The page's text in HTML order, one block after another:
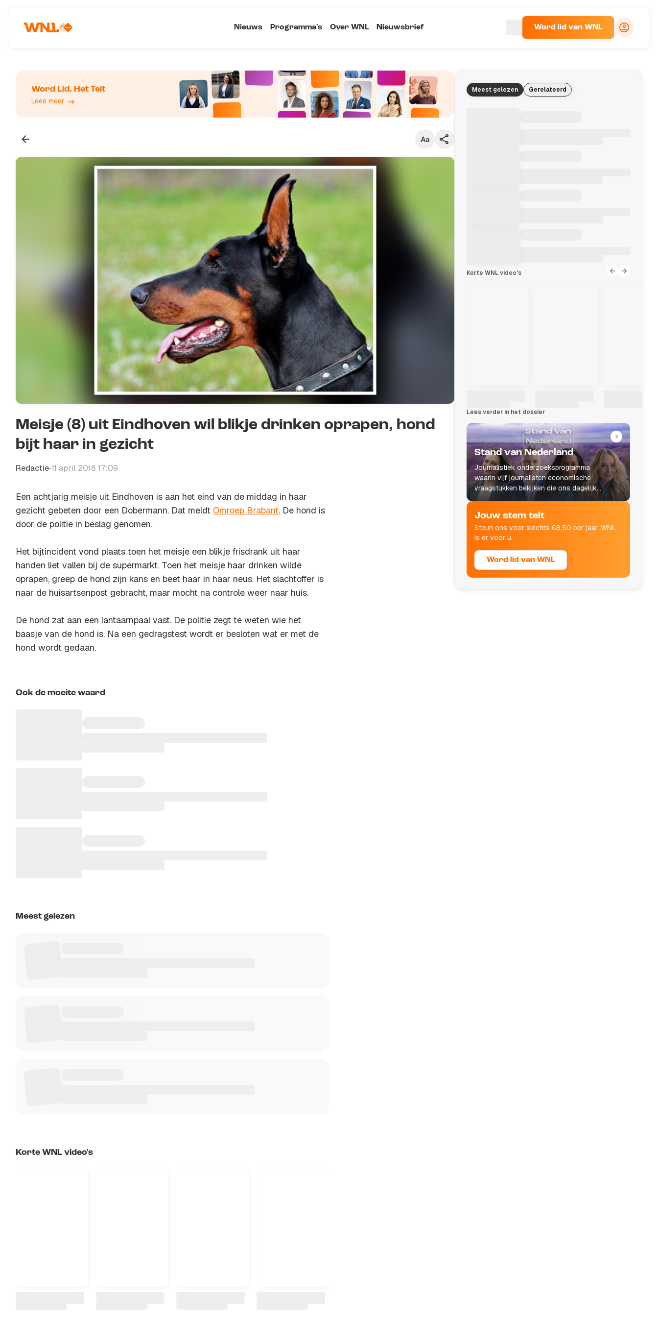
Nieuws Programma's Over WNL Nieuwsbrief Word lid van WNL
Word Lid. Het Telt
Lees meer
Meisje (8) uit Eindhoven wil blikje drinken oprapen, hond
bijt haar in gezicht
Redactie•11 april 2018 17:09
Een achtjarig meisje uit Eindhoven is aan het eind van de middag in haar
gezicht gebeten door een Dobermann. Dat meldt Omroep Brabant. De hond is
door de politie in beslag genomen.
Het bijtincident vond plaats toen het meisje een blikje frisdrank uit haar
handen liet vallen bij de supermarkt. Toen het meisje haar drinken wilde
oprapen, greep de hond zijn kans en beet haar in haar neus. Het slachtoffer is
naar de huisartsenpost gebracht, maar mocht na controle weer naar huis.
De hond zat aan een lantaarnpaal vast. De politie zegt te weten wie het
baasje van de hond is. Na een gedragstest wordt er besloten wat er met de
hond wordt gedaan.
Ook de moeite waard
Meest gelezen
Korte WNL video's
Meest gelezen Gerelateerd
Korte WNL video's
Lees verder in het dossier
Stand van Nederland
Journalistiek onderzoeksprogramma
waarin vijf journalisten economische
vraagstukken bekijken die ons dagelijks
leven raken.
Jouw stem telt
Steun ons voor slechts €8,50 per jaar. WNL
is er voor u.
Word lid van WNL